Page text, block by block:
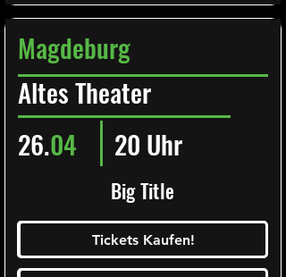
Magdeburg
Altes Theater
Big Title
26.04 20 Uhr
Tickets Kaufen!
Ticketalarm abonieren!
Tickets Kaufen!